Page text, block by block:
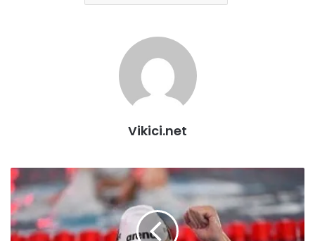
Vikici.net
Fantastičan
nastup
-
Lana
Pudar